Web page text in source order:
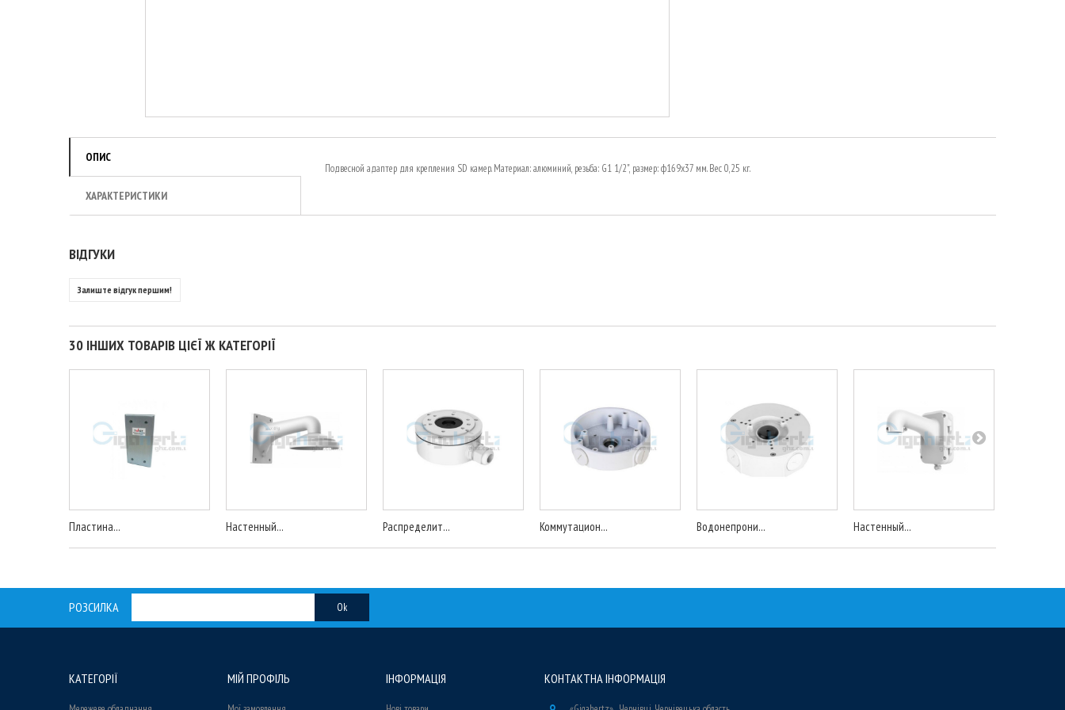
ОПИС
ХАРАКТЕРИСТИКИ
Подвесной адаптер для крепления SD камер. Материал: алюминий, резьба: G1 1/2", размер: ф169х37 мм. Вес 0,25 кг.
ВІДГУКИ
Залиште відгук першим!
30 ІНШИХ ТОВАРІВ ЦІЄЇ Ж КАТЕГОРІЇ
Пластина... Настенный... Распределит... Коммутацион... Водонепрони... Настенный...
РОЗСИЛКА Ok
КАТЕГОРІЇ МІЙ ПРОФІЛЬ ІНФОРМАЦІЯ КОНТАКТНА ІНФОРМАЦІЯ